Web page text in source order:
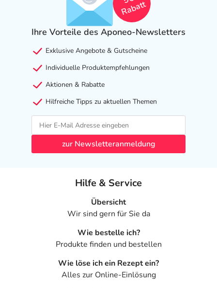
Rabatt
Ihre Vorteile des Aponeo-Newsletters
Exklusive Angebote & Gutscheine
Individuelle Produktempfehlungen
Aktionen & Rabatte
Hilfreiche Tipps zu aktuellen Themen
zur Newsletteranmeldung
Hilfe & Service
Übersicht
Wir sind gern für Sie da
Wie bestelle ich?
Produkte finden und bestellen
Wie löse ich ein Rezept ein?
Alles zur Online-Einlösung